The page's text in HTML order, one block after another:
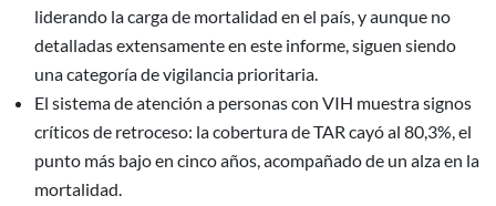
liderando la carga de mortalidad en el país, y aunque no
detalladas extensamente en este informe, siguen siendo
una categoría de vigilancia prioritaria.
El sistema de atención a personas con VIH muestra signos
críticos de retroceso: la cobertura de TAR cayó al 80,3%, el
punto más bajo en cinco años, acompañado de un alza en la
mortalidad.